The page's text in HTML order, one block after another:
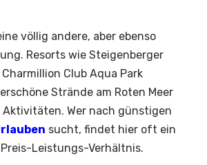
völlig andere, aber ebenso
Resorts wie Steigenberger
Club Aqua Park
Strände am Roten Meer
Wer nach günstigen
sucht, findet hier oft ein
Leistungs-Verhältnis.